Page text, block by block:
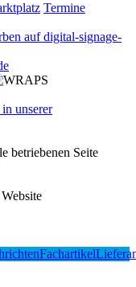
Termine
auf digital-signage-
unserer
betriebenen Seite
Fachartikel